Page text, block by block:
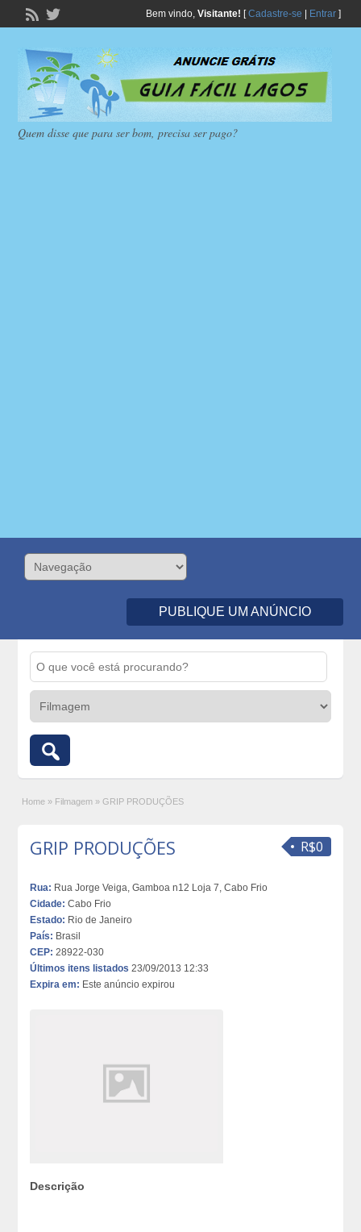
Bem vindo, Visitante! [Cadastre-se Entrar]
Quem disse que para ser bom, precisa ser pago?
PUBLIQUE UM ANÚNCIO
Home » Filmagem » GRIP PRODUÇÕES
R$0
GRIP PRODUÇÕES
Rua: Rua Jorge Veiga, Gamboa n12 Loja 7, Cabo Frio
Cidade: Cabo Frio
Estado: Rio de Janeiro
País: Brasil
CEP: 28922-030
Últimos itens listados 23/09/2013 12:33
Expira em: Este anúncio expirou
Descrição